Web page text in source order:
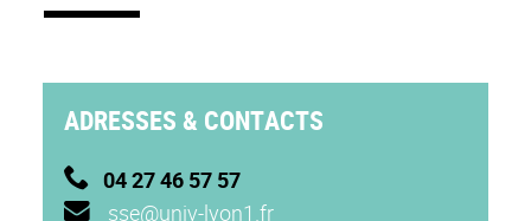
ADRESSES & CONTACTS
04 27 46 57 57
sse@univ-lyon1.fr